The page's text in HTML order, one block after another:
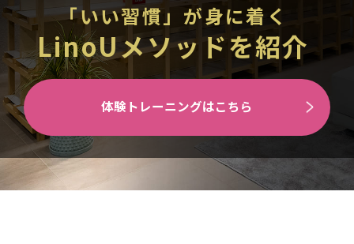
「いい習慣」が身に着く
LinoUメソッドを紹介
体験トレーニングはこちら